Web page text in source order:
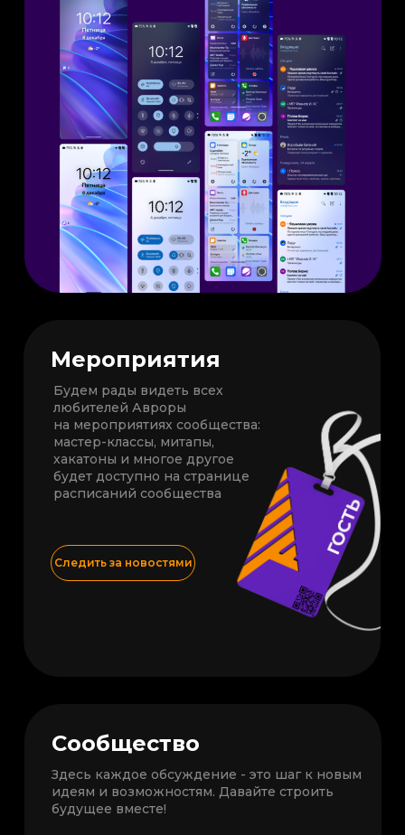
Сообщество
Здесь каждое обсуждение - это шаг к новым
идеям и возможностям. Давайте строить
будущее вместе!
Мероприятия
Будем рады видеть всех
любителей Авроры
на мероприятиях сообщества:
мастер-классы, митапы,
хакатоны и многое другое
будет доступно на странице
расписаний сообщества
Следить за новостями